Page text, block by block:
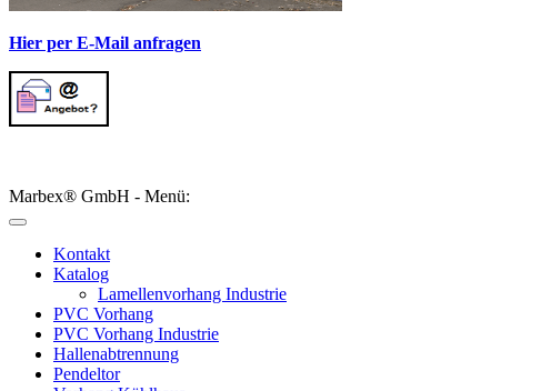
Hier per E-Mail anfragen
Marbex® GmbH - Menü:
Kontakt
Katalog
Lamellenvorhang Industrie
PVC Vorhang
PVC Vorhang Industrie
Hallenabtrennung
Pendeltor